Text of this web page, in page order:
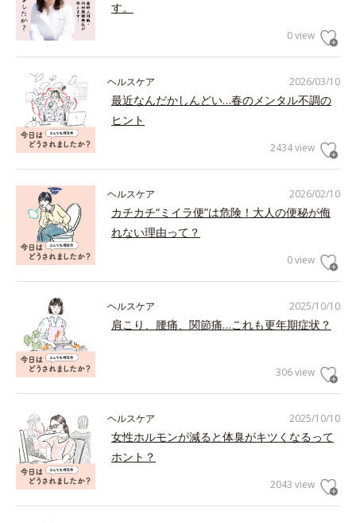
す。
0 view
2026/03/10
ヘルスケア
最近なんだかしんどい…春のメンタル不調の
ヒント
2434 view
2026/02/10
ヘルスケア
カチカチ“ミイラ便”は危険！大人の便秘が侮
れない理由って？
0 view
2025/10/10
ヘルスケア
肩こり、腰痛、関節痛…これも更年期症状？
306 view
2025/10/10
ヘルスケア
女性ホルモンが減ると体臭がキツくなるって
ホント？
2043 view